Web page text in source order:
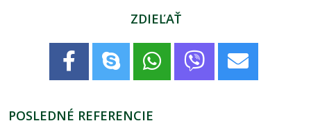
ZDIEĽAŤ
POSLEDNÉ REFERENCIE